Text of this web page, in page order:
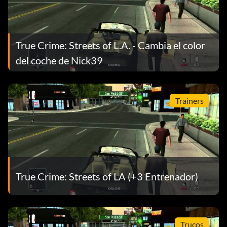
Cuando te enfrentes a delitos callejeros, utiliza la sirena,
agita tu placa o dispara tiros de advertencia para intentar
persuadir a los enemigos de que dejen de huir y se rindan.
Hop the Lowrider
Cuando uses el sistema hidráulico, levanta la parte
delantera del coche usando IZQUIERDA y DERECHA y
toca A, A para que el coche salte.
Consigue puntos de poli bueno de forma
rápida y sencilla
Si quieres ganar puntos de buen policía rápidamente, ve a
una calle llamada Rose Ave. en Venecia. Todas las personas
que caminan por esa calle suelen llevar drogas o armas.
True Crime: Streets of L.A. - Cambia el color
del coche de Nick39
Trainers
True Crime: Streets of LA (+3 Entrenador)
Trucos